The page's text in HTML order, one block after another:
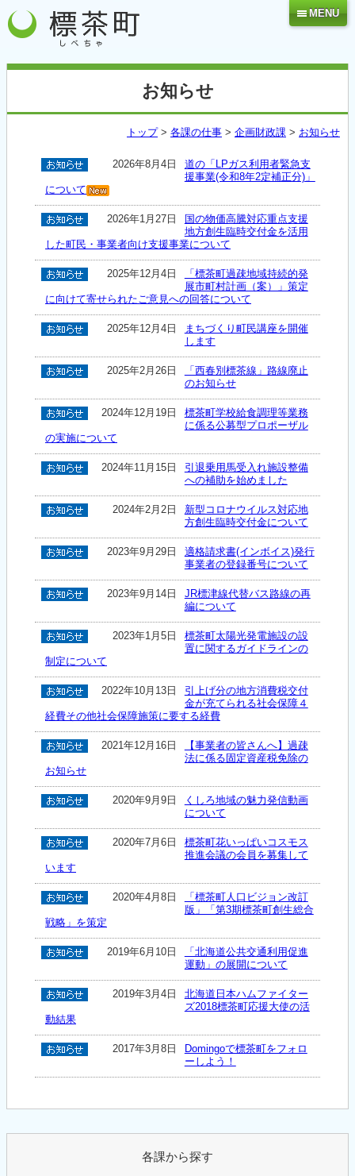
MENU
お知らせ
トップ> 各課の仕事 > 企画財政課 > お知らせ
2026年8月4日
道の「LPガス利用者緊急支
援事業(令和8年2定補正分)」
について
2026年1月27日
国の物価高騰対応重点支援
地方創生臨時交付金を活用
した町民・事業者向け支援事業について
2025年12月4日
「標茶町過疎地域持続的発
展市町村計画（案）」策定
に向けて寄せられたご意見への回答について
2025年12月4日
まちづくり町民講座を開催
します
2025年2月26日
「西春別標茶線」路線廃止
のお知らせ
2024年12月19日
標茶町学校給食調理等業務
に係る公募型プロポーザル
の実施について
2024年11月15日
引退乗用馬受入れ施設整備
への補助を始めました
2024年2月2日
新型コロナウイルス対応地
方創生臨時交付金について
2023年9月29日
適格請求書(インボイス)発行
事業者の登録番号について
2023年9月14日
JR標津線代替バス路線の再
編について
2023年1月5日
標茶町太陽光発電施設の設
置に関するガイドラインの
制定について
2022年10月13日
引上げ分の地方消費税交付
金が充てられる社会保障４
経費その他社会保障施策に要する経費
2021年12月16日
【事業者の皆さんへ】過疎
法に係る固定資産税免除の
お知らせ
2020年9月9日
くしろ地域の魅力発信動画
について
2020年7月6日
標茶町花いっぱいコスモス
推進会議の会員を募集して
います
2020年4月8日
「標茶町人口ビジョン改訂
版」「第3期標茶町創生総合
戦略」を策定
2019年6月10日
「北海道公共交通利用促進
運動」の展開について
2019年3月4日
北海道日本ハムファイター
ズ2018標茶町応援大使の活
動結果
2017年3月8日
Domingoで標茶町をフォロ
ーしよう！
各課から探す